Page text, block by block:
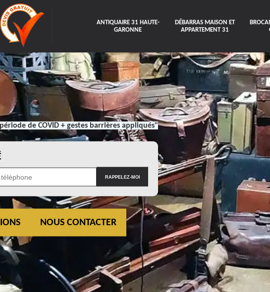
ANTIQUAIRE 31 HAUTE-
GARONNE
DÉBARRAS MAISON ET
APPARTEMENT 31
de COVID + gestes barrières appliqués"
NOUS CONTACTER